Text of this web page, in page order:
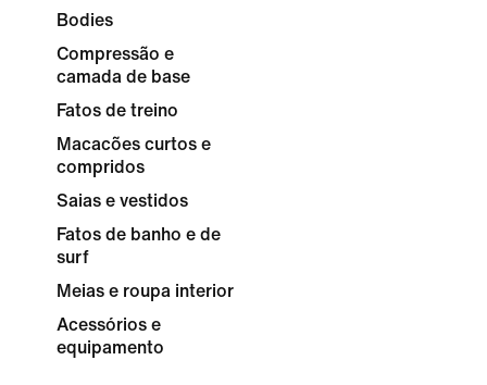
Bodies
Compressão e
camada de base
Fatos de treino
Macacões curtos e
compridos
Saias e vestidos
Fatos de banho e de
surf
Meias e roupa interior
Acessórios e
equipamento